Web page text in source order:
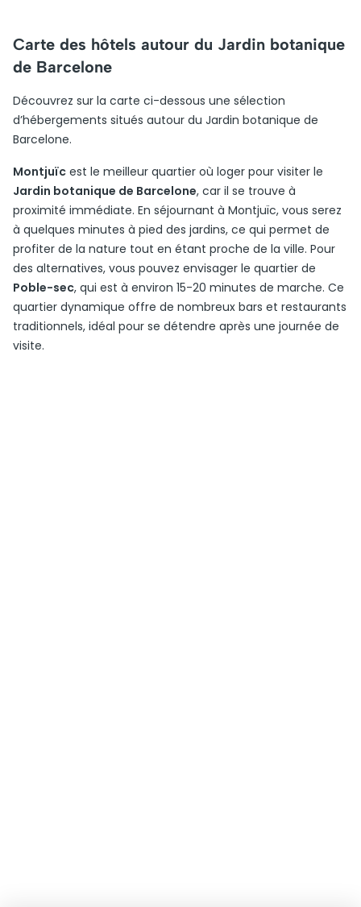
Carte des hôtels autour du Jardin botanique
de Barcelone
Découvrez sur la carte ci-dessous une sélection
d’hébergements situés autour du Jardin botanique de
Barcelone.
Montjuïc est le meilleur quartier où loger pour visiter le
Jardin botanique de Barcelone, car il se trouve à
proximité immédiate. En séjournant à Montjuïc, vous serez
à quelques minutes à pied des jardins, ce qui permet de
profiter de la nature tout en étant proche de la ville. Pour
des alternatives, vous pouvez envisager le quartier de
Poble-sec, qui est à environ 15-20 minutes de marche. Ce
quartier dynamique offre de nombreux bars et restaurants
traditionnels, idéal pour se détendre après une journée de
visite.